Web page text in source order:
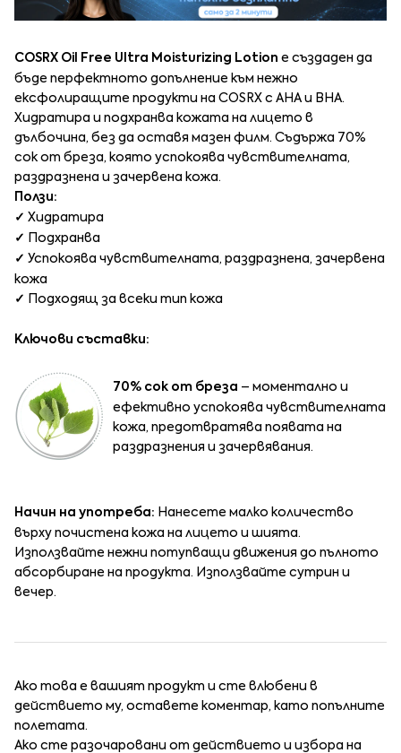
COSRX Oil Free Ultra Moisturizing Lotion е създаден да
бъде перфектното допълнение към нежно
ексфолиращите продукти на COSRX с AHA и BHA.
Хидратира и подхранва кожата на лицето в
дълбочина, без да оставя мазен филм. Съдържа 70%
сок от бреза, която успокоява чувствителната,
раздразнена и зачервена кожа.
Ползи:
✓ Хидратира
✓
Подхранва
✓ Успокоява чувствителната, раздразнена, зачервена
кожа
✓
Подходящ за всеки тип кожа
Ключови съставки:
70% сок от бреза – моментално и
ефективно успокоява чувствителната
кожа, предотвратява появата на
раздразнения и зачервявания.
Начин на употреба: Нанесете малко количество
върху почистена кожа на лицето и шията.
Използвайте нежни потупващи движения до пълното
абсорбиране на продукта. Използвайте сутрин и
вечер.
Ако това е вашият продукт и сте влюбени в
действието му, оставете коментар, като попълните
полетата.
Ако сте разочаровани от действието и избора на